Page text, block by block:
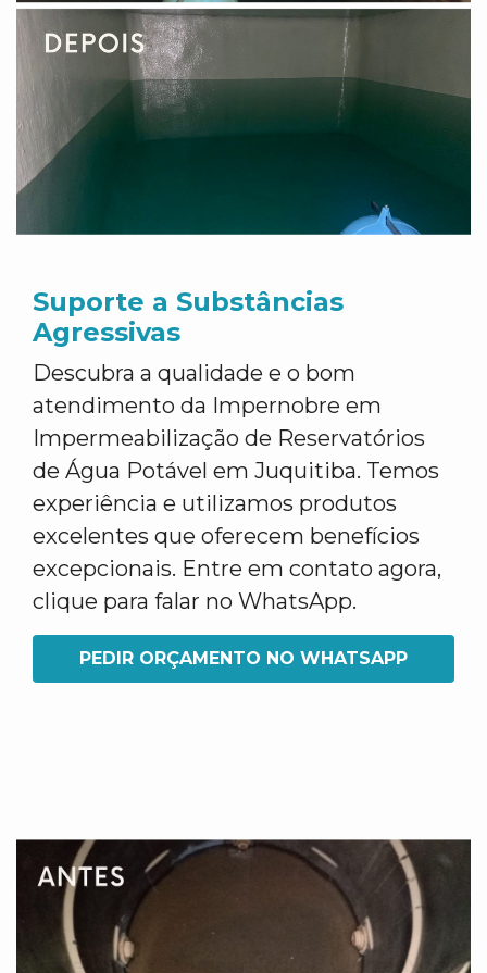
Suporte a Substâncias
Agressivas
Descubra a qualidade e o bom
atendimento da Impernobre em
Impermeabilização de Reservatórios
de Água Potável em Juquitiba. Temos
experiência e utilizamos produtos
excelentes que oferecem benefícios
excepcionais. Entre em contato agora,
clique para falar no WhatsApp.
PEDIR ORÇAMENTO NO WHATSAPP